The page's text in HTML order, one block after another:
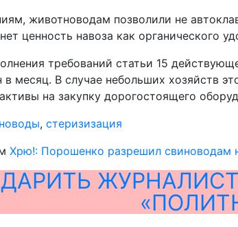
животноводам позволили не
ценность навоза как органического
требований статьи 15
в месяц. В случае небольших хозяйств
на закупку дорогостоящего
, стеризизация
Хрю!: Порошенко разрешил свиноводам